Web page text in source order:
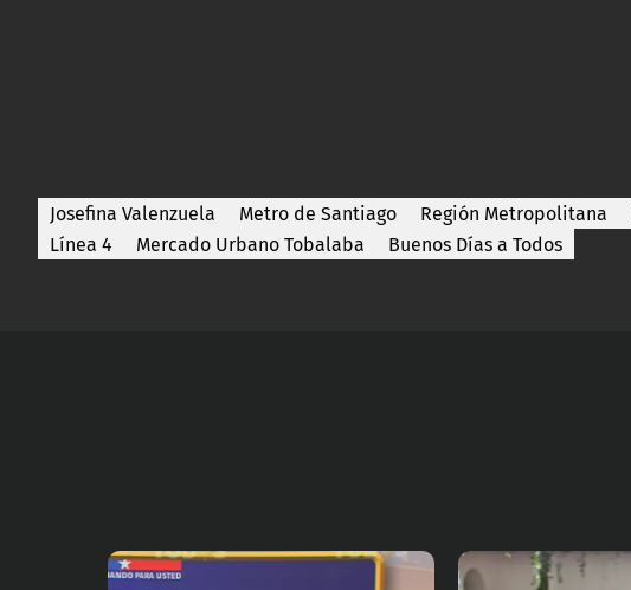
Josefina Valenzuela Metro de Santiago Región Metropolitana
Línea 4
Mercado Urbano Tobalaba Buenos Días a Todos